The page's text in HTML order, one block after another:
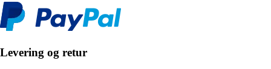
Levering og retur